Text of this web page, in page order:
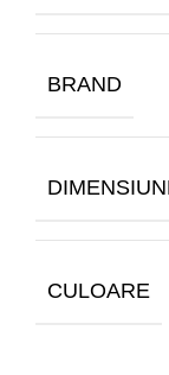
BRAND
CULOARE